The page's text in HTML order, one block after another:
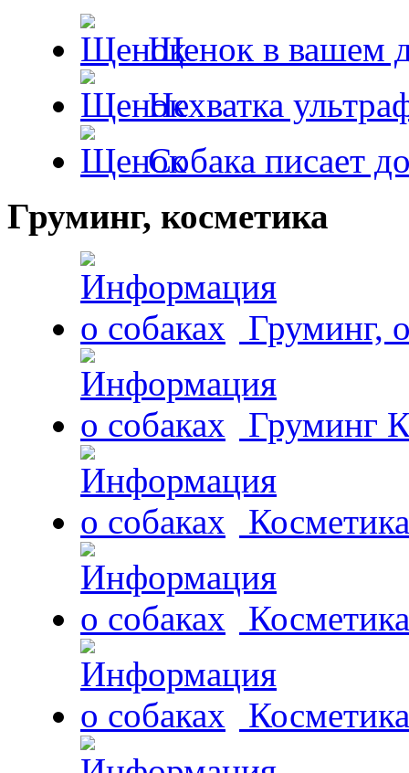
Щенок в вашем
Нехватка
Собака писает
Груминг, косметика
Груминг,
Груминг